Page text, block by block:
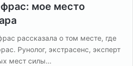
мое место
рассказала о том месте, где
Рунолог, экстрасенс, эксперт
мест силы…